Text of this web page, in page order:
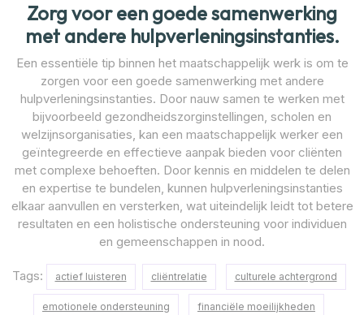
Zorg voor een goede samenwerking
met andere hulpverleningsinstanties.
Een essentiële tip binnen het maatschappelijk werk is om te
zorgen voor een goede samenwerking met andere
hulpverleningsinstanties. Door nauw samen te werken met
bijvoorbeeld gezondheidszorginstellingen, scholen en
welzijnsorganisaties, kan een maatschappelijk werker een
geïntegreerde en effectieve aanpak bieden voor cliënten
met complexe behoeften. Door kennis en middelen te delen
en expertise te bundelen, kunnen hulpverleningsinstanties
elkaar aanvullen en versterken, wat uiteindelijk leidt tot betere
resultaten en een holistische ondersteuning voor individuen
en gemeenschappen in nood.
Tags: actief luisteren cliëntrelatie culturele achtergrond
emotionele ondersteuning financiële moeilijkheden